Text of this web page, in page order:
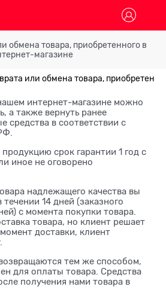
обмена товара, приобретенного в
магазине
или обмена товара,
интернет-магазине можно
а также вернуть ранее
средства в соответствии с
срок гарантии 1 год с
иное не оговорено
надлежащего качества вы
14 дней (заказного
с момента покупки товара.
товара, но клиент решает
доставки, клиент
тем же способом,
для оплаты товара. Средства
получения нами товара в